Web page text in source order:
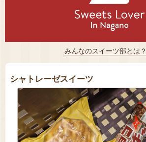
みんなのスイーツ部とは？
シャトレーゼスイーツ